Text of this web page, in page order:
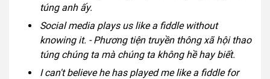
túng anh ấy.
Social media plays us like a fiddle without
knowing it. - Phương tiện truyền thông xã hội thao
túng chúng ta mà chúng ta không hề hay biết.
I can't believe he has played me like a fiddle for